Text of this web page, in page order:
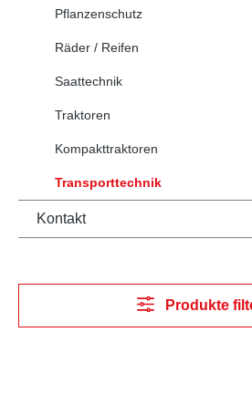
Pflanzenschutz
Räder / Reifen
Saattechnik
Traktoren
Kompakttraktoren
Transporttechnik
Kontakt
Produkte